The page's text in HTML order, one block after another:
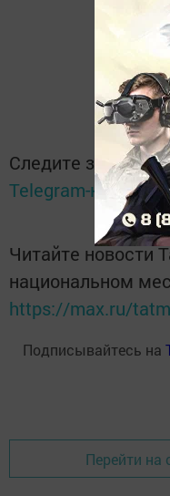
Следите за
Telegram-канале
Читайте новости
национальном
https://max.ru/
Подписывайтесь на
Перейти на